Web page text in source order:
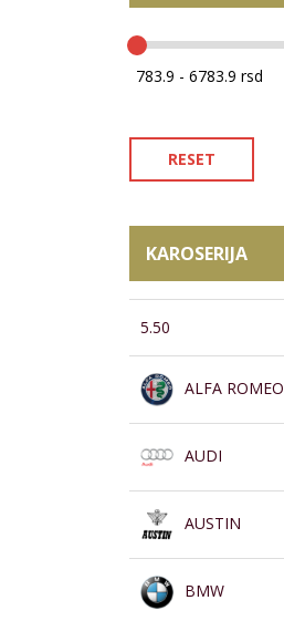
RESET
KAROSERIJA
5.50
ALFA ROMEO
AUDI
AUSTIN
BMW